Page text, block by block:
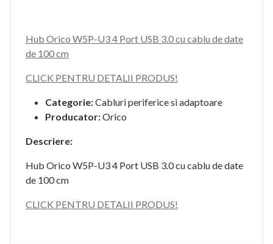
Hub Orico W5P-U3 4 Port USB 3.0 cu cablu de date
de 100 cm
CLICK PENTRU DETALII PRODUS!
Categorie:Cabluri periferice si adaptoare
Producator:Orico
Descriere:
Hub Orico W5P-U3 4 Port USB 3.0 cu cablu de date
de 100 cm
CLICK PENTRU DETALII PRODUS!